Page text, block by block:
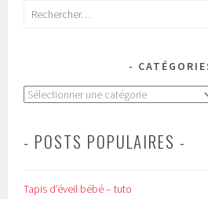
Rechercher :
Catégories
- POSTS POPULAIRES -
Tapis d’éveil bébé – tuto